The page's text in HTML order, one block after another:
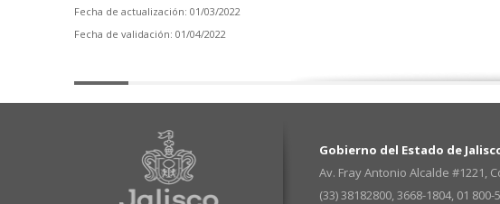
Fecha de actualización: 01/03/2022
Fecha de validación: 01/04/2022
Gobierno del Estado de
Av. Fray Antonio Alcalde #1221,
(33) 38182800, 3668-1804, 01 800-